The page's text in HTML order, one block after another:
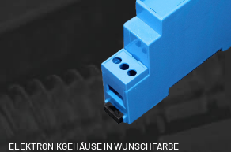
ELEKTRONIKGEHÄUSE IN WUNSCHFARBE